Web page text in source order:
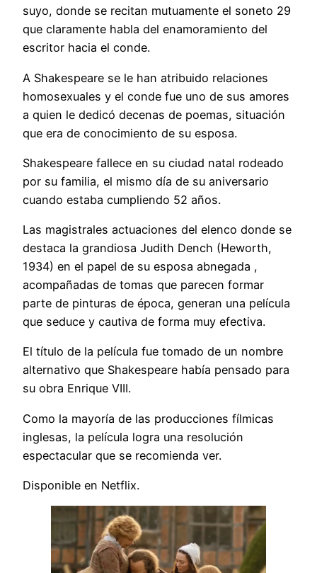
suyo, donde se recitan mutuamente el soneto 29
que claramente habla del enamoramiento del
escritor hacia el conde.
A Shakespeare se le han atribuido relaciones
homosexuales y el conde fue uno de sus amores
a quien le dedicó decenas de poemas, situación
que era de conocimiento de su esposa.
Shakespeare fallece en su ciudad natal rodeado
por su familia, el mismo día de su aniversario
cuando estaba cumpliendo 52 años.
Las magistrales actuaciones del elenco donde se
destaca la grandiosa Judith Dench (Heworth,
1934) en el papel de su esposa abnegada ,
acompañadas de tomas que parecen formar
parte de pinturas de época, generan una película
que seduce y cautiva de forma muy efectiva.
El título de la película fue tomado de un nombre
alternativo que Shakespeare había pensado para
su obra Enrique VIII.
Como la mayoría de las producciones fílmicas
inglesas, la película logra una resolución
espectacular que se recomienda ver.
Disponible en Netflix.